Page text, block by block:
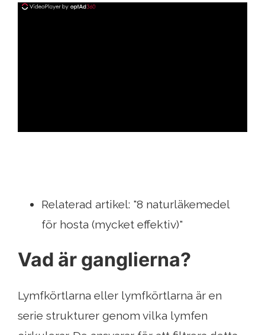
Relaterad artikel: "8 naturläkemedel
för hosta (mycket effektiv)"
Vad är ganglierna?
Lymfkörtlarna eller lymfkörtlarna är en
serie strukturer genom vilka lymfen